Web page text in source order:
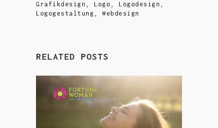
Grafikdesign
Logo Logodesign
Logogestaltung
Webdesign
RELATED POSTS